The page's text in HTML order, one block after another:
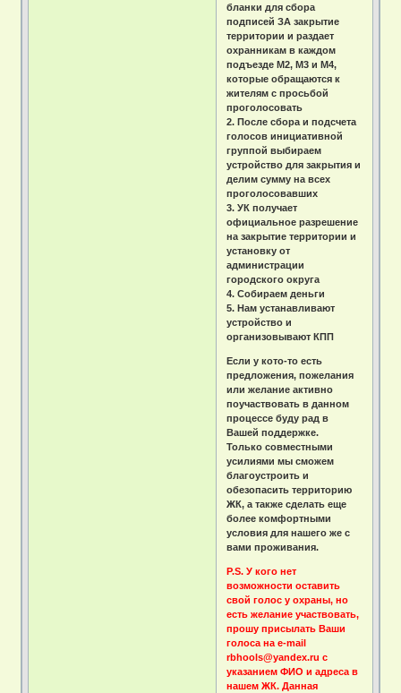
бланки для сбора
подписей ЗА закрытие
территории и раздает
охранникам в каждом
подъезде М2, М3 и М4,
которые обращаются к
жителям с просьбой
проголосовать
2. После сбора и подсчета
голосов инициативной
группой выбираем
устройство для закрытия и
делим сумму на всех
проголосовавших
3. УК получает
официальное разрешение
на закрытие территории и
установку от
администрации
городского округа
4. Собираем деньги
5. Нам устанавливают
устройство и
организовывают КПП
Если у кото-то есть
предложения, пожелания
или желание активно
поучаствовать в данном
процессе буду рад в
Вашей поддержке.
Только совместными
усилиями мы сможем
благоустроить и
обезопасить территорию
ЖК, а также сделать еще
более комфортными
условия для нашего же с
вами проживания.
P.S. У кого нет
возможности оставить
свой голос у охраны, но
есть желание участвовать,
прошу присылать Ваши
голоса на e-mail
rbhools@yandex.ru с
указанием ФИО и адреса в
нашем ЖК. Данная